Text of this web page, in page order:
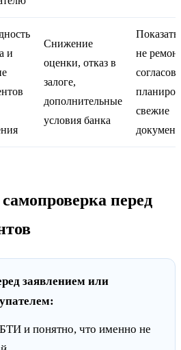
и
Снижение
оценки, отказ в
залоге,
дополнительные
условия банка
не
свежие
перед
заявлением или
и понятно, что именно не